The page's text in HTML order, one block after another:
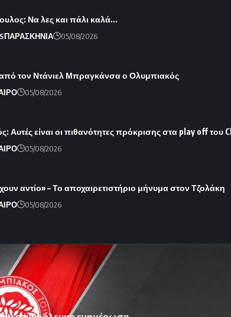
Να λες και πάλι καλά…
ΠΑΡΑΣΚΗΝΙΑ 05/08/2026
τον Ντάνιελ Μπραγκάνσα ο Ολυμπιακός
05/08/2026
Αυτές είναι οι πιθανότητες πρόκρισης στα play off του
05/08/2026
αντίο» – Το αποχαιρετιστήριο μήνυμα στον Τζολάκη
05/08/2026